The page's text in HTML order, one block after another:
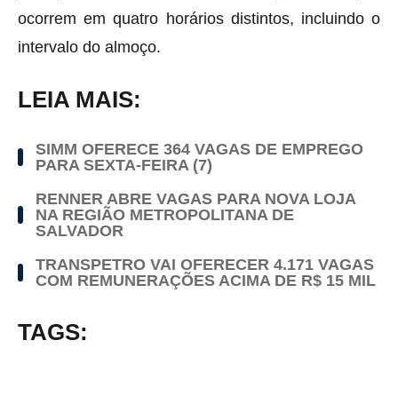
ocorrem em quatro horários distintos, incluindo o
intervalo do almoço.
LEIA MAIS:
SIMM OFERECE 364 VAGAS DE EMPREGO
PARA SEXTA-FEIRA (7)
RENNER ABRE VAGAS PARA NOVA LOJA
NA REGIÃO METROPOLITANA DE
SALVADOR
TRANSPETRO VAI OFERECER 4.171 VAGAS
COM REMUNERAÇÕES ACIMA DE R$ 15 MIL
TAGS: